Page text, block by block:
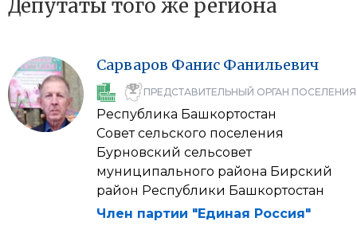
Депутаты того же региона
Сарваров Фанис Фанильевич
ПРЕДСТАВИТЕЛЬНЫЙ ОРГАН ПОСЕЛЕНИЯ
Республика Башкортостан
Совет сельского поселения
Бурновский сельсовет
муниципального района Бирский
район Республики Башкортостан
Член партии "Единая Россия"